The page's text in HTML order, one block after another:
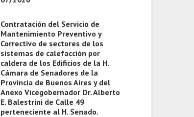
Contratación del Servicio de
Mantenimiento Preventivo y
Correctivo de sectores de los
sistemas de calefacción por
caldera de los Edificios de la H.
Cámara de Senadores de la
Provincia de Buenos Aires y del
Anexo Vicegobernador Dr. Alberto
E. Balestrini de Calle 49
perteneciente al H. Senado.